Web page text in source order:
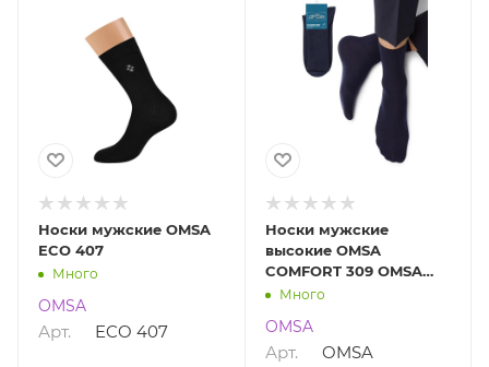
Носки мужские OMSA
ECO 407
Много
OMSA
Арт. ECO 407
Носки мужские
высокие OMSA
COMFORT 309 OMSA
OMSA COMFORT 309
Много
OMSA
Арт.
OMSA